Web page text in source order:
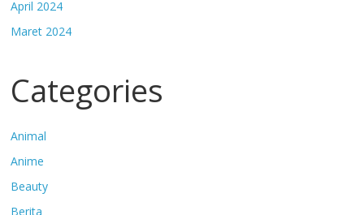
April 2024
Maret 2024
Categories
Animal
Anime
Beauty
Berita